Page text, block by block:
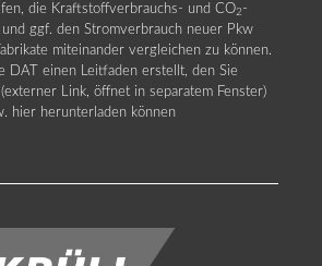
die Kraftstoffverbrauchs- und CO2 -
und ggf. den Stromverbrauch neuer Pkw
miteinander vergleichen zu können.
DAT einen Leitfaden erstellt, den Sie
Link, öffnet in separatem Fenster)
hier herunterladen können